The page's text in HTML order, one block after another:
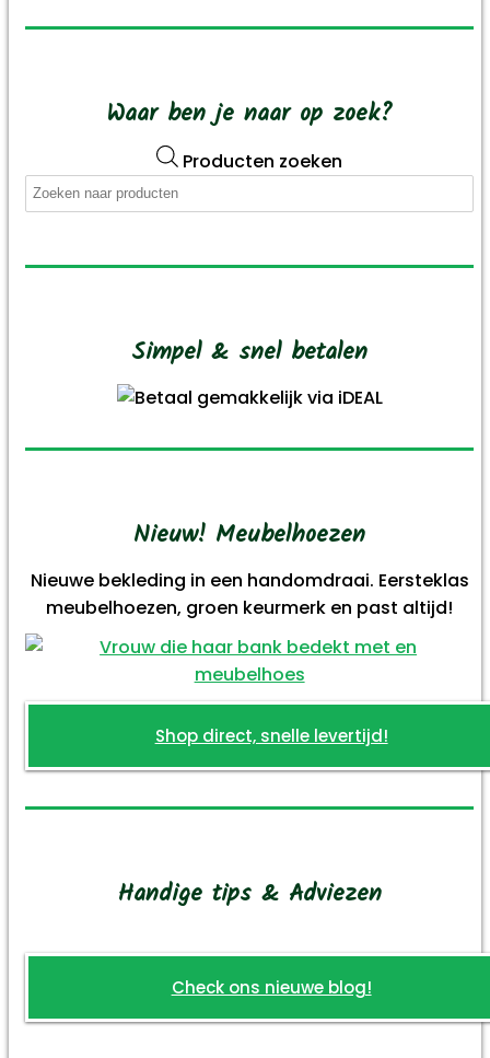
Waar ben je naar op zoek?
Producten zoeken
Simpel & snel betalen
Nieuw! Meubelhoezen
Nieuwe bekleding in een handomdraai. Eersteklas
meubelhoezen, groen keurmerk en past altijd!
Shop direct, snelle levertijd!
Handige tips & Adviezen
Check ons nieuwe blog!